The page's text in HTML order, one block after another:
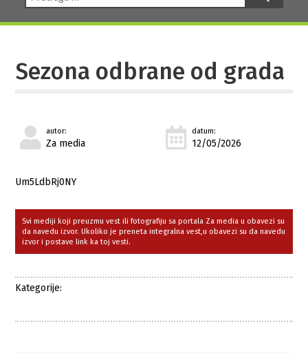
Sezona odbrane od grada
autor:
Za media
datum:
12/05/2026
Um5LdbRj0NY
Svi mediji koji preuzmu vest ili fotografiju sa portala Za media u obavezi su
da navedu izvor. Ukoliko je preneta integralna vest,u obavezi su da navedu
izvor i postave link ka toj vesti.
Kategorije: